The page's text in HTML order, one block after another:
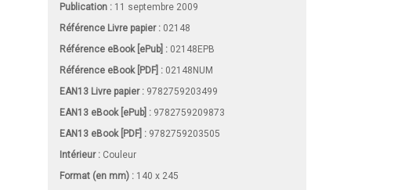
Publication : 11 septembre 2009
Référence Livre papier : 02148
Référence eBook [ePub] : 02148EPB
Référence eBook [PDF] : 02148NUM
EAN13 Livre papier : 9782759203499
EAN13 eBook [ePub] : 9782759209873
EAN13 eBook [PDF] : 9782759203505
Intérieur : Couleur
Format (en mm) : 140 x 245